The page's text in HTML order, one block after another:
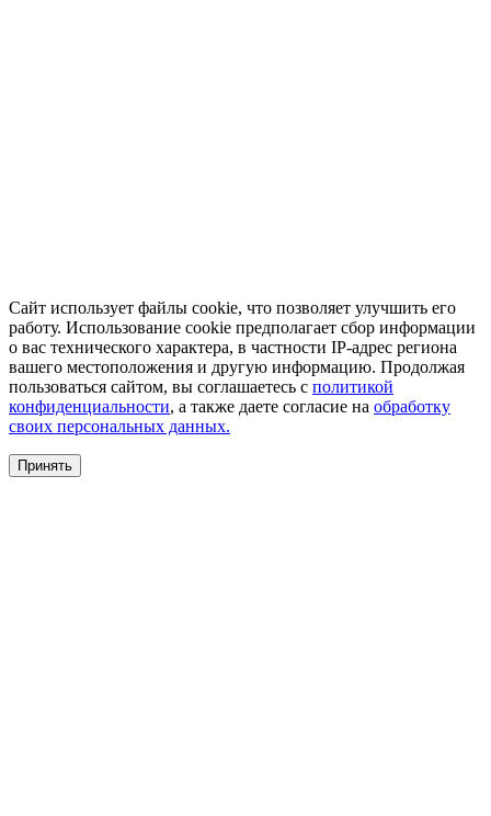
Сайт использует файлы cookie, что позволяет улучшить его
работу. Использование cookie предполагает сбор информации
о вас технического характера, в частности IP-адрес региона
вашего местоположения и другую информацию. Продолжая
пользоваться сайтом, вы соглашаетесь с политикой
конфиденциальности, а также даете согласие на обработку
своих персональных данных.
Принять